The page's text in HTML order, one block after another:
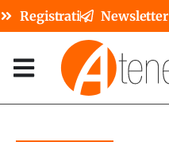
Registrati Newsletter